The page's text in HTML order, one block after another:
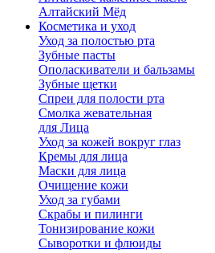
Алтайский Мёд
Косметика и уход
Уход за полостью рта
Зубные пасты
Ополаскиватели и бальзамы
Зубные щетки
Спреи для полости рта
Смолка жевательная
для Лица
Уход за кожей вокруг глаз
Кремы для лица
Маски для лица
Очищение кожи
Уход за губами
Скрабы и пилинги
Тонизирование кожи
Сыворотки и флюиды